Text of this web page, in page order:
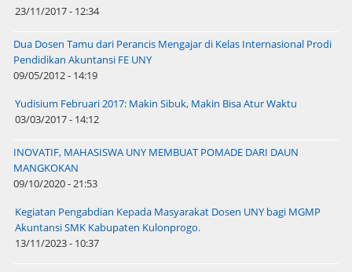
23/11/2017 - 12:34
Dua Dosen Tamu dari Perancis Mengajar di Kelas Internasional Prodi
Pendidikan Akuntansi FE UNY
09/05/2012 - 14:19
Yudisium Februari 2017: Makin Sibuk, Makin Bisa Atur Waktu
03/03/2017 - 14:12
INOVATIF, MAHASISWA UNY MEMBUAT POMADE DARI DAUN
MANGKOKAN
09/10/2020 - 21:53
Kegiatan Pengabdian Kepada Masyarakat Dosen UNY bagi MGMP
Akuntansi SMK Kabupaten Kulonprogo.
13/11/2023 - 10:37